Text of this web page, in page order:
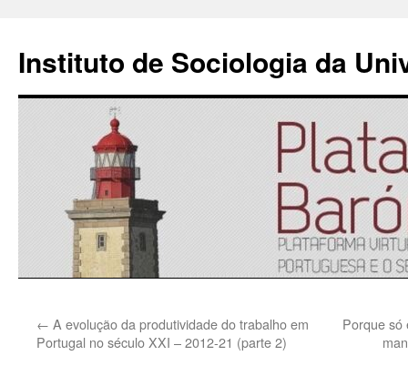
Instituto de Sociologia da
para
← A evolução da produtividade do trabalho em
Portugal no século XXI – 2012-21 (parte 2)
Porque só